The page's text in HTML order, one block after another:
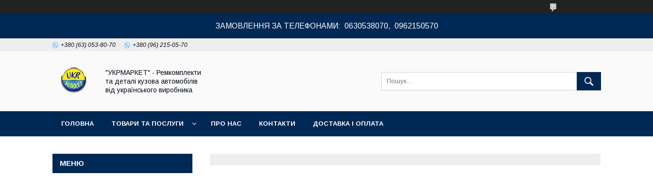
ЗАМОВЛЕННЯ ЗА ТЕЛЕФОНАМИ: 0630538070, 0962150570
+380 (63) 053-80-70 +380 (96) 215-05-70
"УКРМАРКЕТ" - Ремкомплекти
та деталі кузова автомобілів
від українського виробника
ГОЛОВНА ТОВАРИ ТА ПОСЛУГИ ПРО НАС КОНТАКТИ ДОСТАВКА І ОПЛАТА